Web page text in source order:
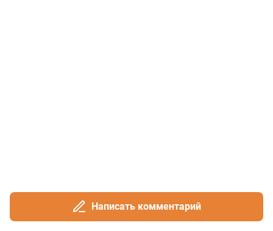
Написать комментарий